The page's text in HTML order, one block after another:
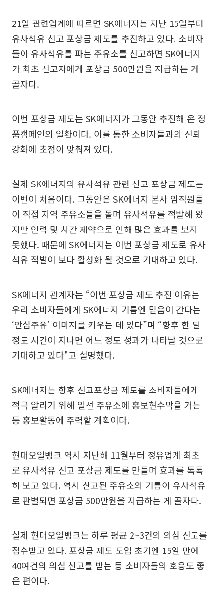
21일 관련업계에 따르면 SK에너지는 지난 15일부터
유사석유 신고 포상금 제도를 추진하고 있다. 소비자
들이 유사석유를 파는 주유소를 신고하면 SK에너지
가 최초 신고자에게 포상금 500만원을 지급하는 게
골자다.
이번 포상금 제도는 SK에너지가 그동안 추진해 온 정
품캠페인의 일환이다. 이를 통한 소비자들과의 신뢰
강화에 초점이 맞춰져 있다.
실제 SK에너지의 유사석유 관련 신고 포상금 제도는
이번이 처음이다. 그동안은 SK에너지 본사 임직원들
이 직접 지역 주유소들을 돌며 유사석유를 적발해 왔
지만 인력 및 시간 제약으로 인해 많은 효과를 보지
못했다. 때문에 SK에너지는 이번 포상금 제도로 유사
석유 적발이 보다 활성화 될 것으로 기대하고 있다.
SK에너지 관계자는 “이번 포상금 제도 추진 이유는
우리 소비자들에게 SK에너지 기름엔 믿음이 간다는
‘안심주유’ 이미지를 키우는 데 있다”며 “향후 한 달
정도 시간이 지나면 어느 정도 성과가 나타날 것으로
기대하고 있다"고 설명했다.
SK에너지는 향후 신고포상금 제도를 소비자들에게
적극 알리기 위해 일선 주유소에 홍보현수막을 거는
등 홍보활동에 주력할 계획이다.
현대오일뱅크 역시 지난해 11월부터 정유업계 최초
로 유사석유 신고 포상금 제도를 만들며 효과를 톡톡
히 보고 있다. 역시 신고된 주유소의 기름이 유사석유
로 판별되면 포상금 500만원을 지급하는 게 골자다.
실제 현대오일뱅크는 하루 평균 2~3건의 의심 신고를
접수받고 있다. 포상금 제도 도입 초기엔 15일 만에
40여건의 의심 신고를 받는 등 소비자들의 호응도 좋
은 편이다.